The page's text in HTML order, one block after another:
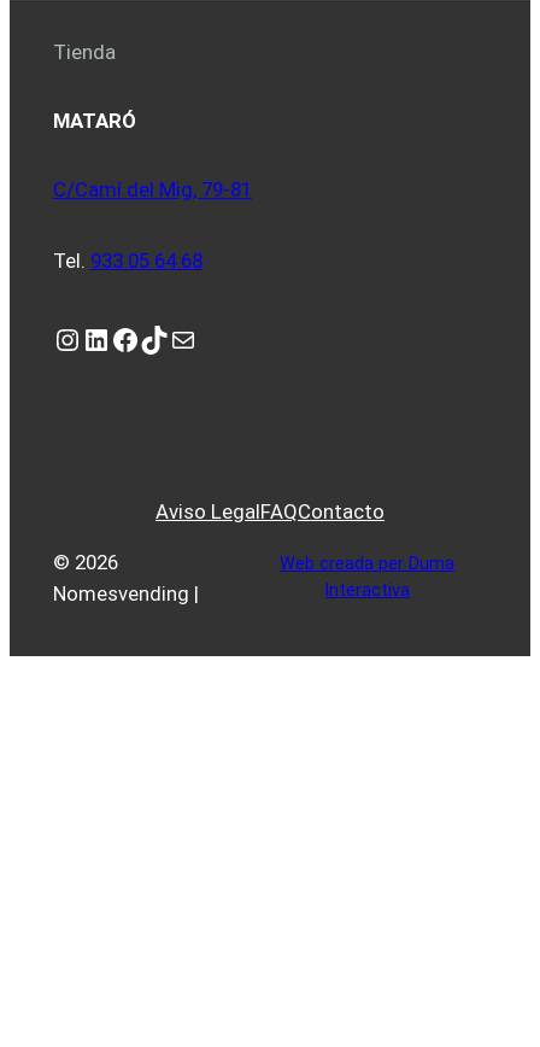
Tienda
MATARÓ
C/Camí del Mig, 79-81
Tel. 933 05 64 68
Aviso LegalFAQContacto
© 2026
Nomesvending |
Web creada per Duma
Interactiva